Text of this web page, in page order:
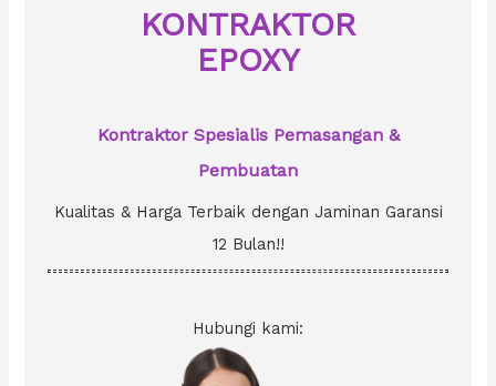
KONTRAKTOR
EPOXY
Kontraktor Spesialis Pemasangan &
Pembuatan
Kualitas & Harga Terbaik dengan Jaminan Garansi
12 Bulan!!
Hubungi kami: